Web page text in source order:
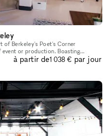
of Berkeley's Poet's Corner
or production. Boasting
and ergonomic furnitur
à partir de1 038 € par jour